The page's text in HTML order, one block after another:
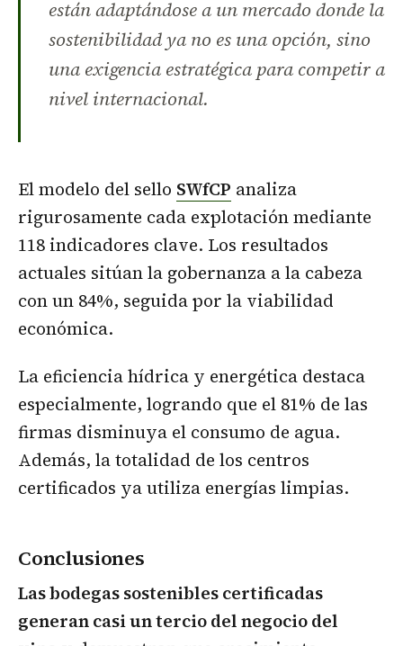
están adaptándose a un mercado donde la
sostenibilidad ya no es una opción, sino
una exigencia estratégica para competir a
nivel internacional.
El modelo del sello SWfCP analiza
rigurosamente cada explotación mediante
118 indicadores clave. Los resultados
actuales sitúan la gobernanza a la cabeza
con un 84%, seguida por la viabilidad
económica.
La eficiencia hídrica y energética destaca
especialmente, logrando que el 81% de las
firmas disminuya el consumo de agua.
Además, la totalidad de los centros
certificados ya utiliza energías limpias.
Conclusiones
Las bodegas sostenibles certificadas
generan casi un tercio del negocio del